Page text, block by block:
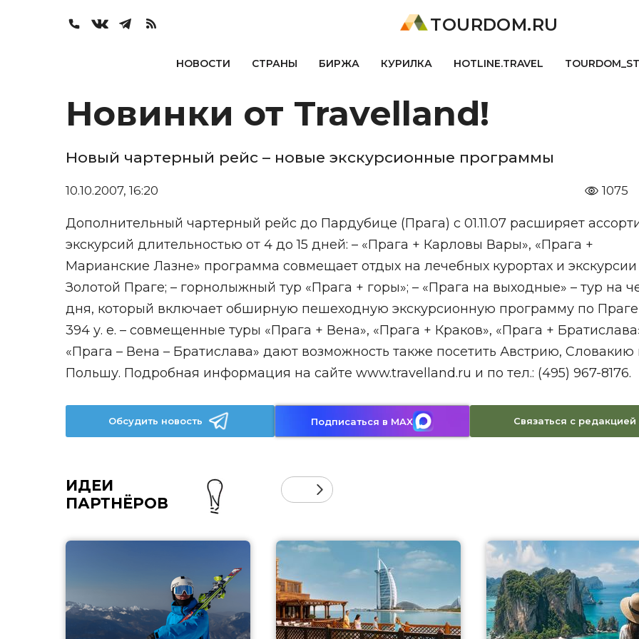
TOURDOM.RU
НОВОСТИ СТРАНЫ БИРЖА КУРИЛКА HOTLINE.TRAVEL
Новинки от Travelland!
Новый чартерный рейс – новые экскурсионные программы
10.10.2007, 16:20 1075
Дополнительный чартерный рейс до Пардубице (Прага) с 01.11.07 расширяет
экскурсий длительностью от 4 до 15 дней: – «Прага + Карловы Вары», «Прага +
Марианские Лазне» программа совмещает отдых на лечебных курортах и
Золотой Праге; – горнолыжный тур «Прага + горы»; – «Прага на выходные» – тур на
дня, который включает обширную пешеходную экскурсионную программу по Праге
394 у. е. – совмещенные туры «Прага + Вена», «Прага + Краков», «Прага +
«Прага – Вена – Братислава» дают возможность также посетить Австрию, Словакию
Польшу. Подробная информация на сайте www.travelland.ru и по тел.: (495) 967-8176.
Обсудить новость Подписаться в MAX Связаться с редакцией
ИДЕИ
ПАРТНЁРОВ